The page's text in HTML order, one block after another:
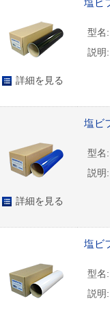
詳細を見る
塩ビ
型名:
説明:
詳細を見る
塩ビ
型名:
説明:
塩ビ
型名:
説明: